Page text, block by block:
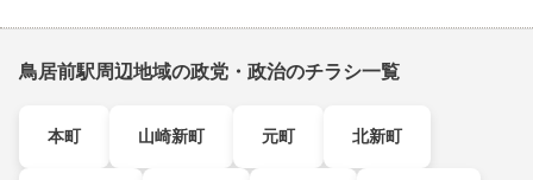
鳥居前駅周辺地域の政党・政治のチラシ一覧
本町 山崎新町 元町 北新町